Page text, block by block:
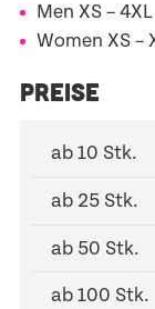
Men XS – 4XL
Women XS –
PREISE
ab 10 Stk.
ab 25 Stk.
ab 50 Stk.
ab 100 Stk.